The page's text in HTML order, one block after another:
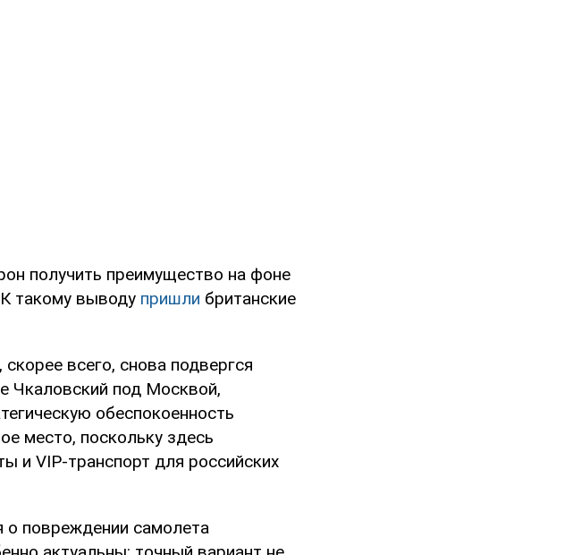
получить преимущество на фоне
такому выводу пришли британские
всего, снова подвергся
Чкаловский под Москвой,
обеспокоенность
место, поскольку здесь
и VIP-транспорт для российских
повреждении самолета